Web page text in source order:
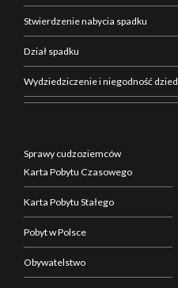
Stwierdzenie nabycia spadku
Dział spadku
Wydziedziczenie i niegodność
Sprawy cudzoziemców
Karta Pobytu Czasowego
Karta Pobytu Stałego
Pobyt w Polsce
Obywatelstwo